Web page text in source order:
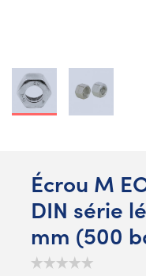
Écrou M
DIN série
mm (500